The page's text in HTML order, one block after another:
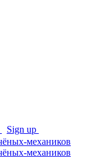
Sign up